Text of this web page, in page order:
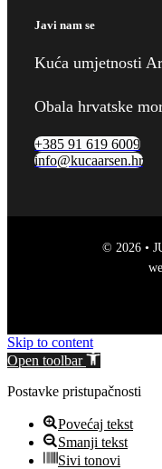
Javi nam se
Kuća umjetnosti
Obala hrvatske
+385 91 619 6009
info@kucaarsen.hr
© 2026 •
Skip to content
Open toolbar
Postavke pristupačnosti
Povećaj tekst
Smanji tekst
Sivi tonovi